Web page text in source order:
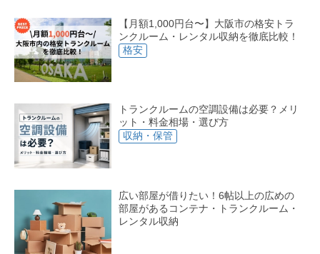
【月額1,000円台〜】大阪市の格安トラ
ンクルーム・レンタル収納を徹底比較！
格安
トランクルームの空調設備は必要？メリ
ット・料金相場・選び方
収納・保管
広い部屋が借りたい！6帖以上の広めの
部屋があるコンテナ・トランクルーム・
レンタル収納